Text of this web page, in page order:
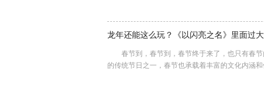
龙年还能这么玩？《以闪亮之名》里面过
春节到，春节到，春节终于来了，也只有春节
的传统节日之一，春节也承载着丰富的文化内